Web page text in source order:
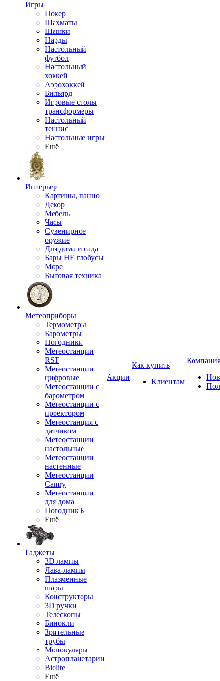
Игры
Покер
Шахматы
Шашки
Нарды
Настольный
футбол
Настольный
хоккей
Аэрохоккей
Бильярд
Игровые столы
трансформеры
Настольный
теннис
Настольные игры
Ещё
Интерьер
Картины, панно
Декор
Мебель
Часы
Сувенирное
оружие
Для дома и сада
Бары НЕ глобусы
Море
Бытовая техника
Метеоприборы
Термометры
Барометры
Погодники
Метеостанции
RST
Метеостанции
цифровые
Метеостанции с
барометром
Метеостанции с
проектором
Метеостанция с
датчиком
Метеостанции
настольные
Метеостанции
настенные
Метеостанции
Camry
Метеостанции
для дома
ПогодникЪ
Ещё
Гаджеты
3D лампы
Лава-лампы
Плазменные
шары
Конструкторы
3D ручки
Телескопы
Бинокли
Зрительные
трубы
Монокуляры
Астропланетарии
Biolite
Ещё
Акции
Как купить
Клиентам
Компания